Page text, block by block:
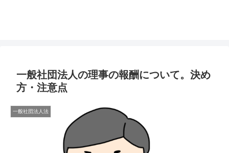
一般社団法人の理事の報酬について。決め
方・注意点
一般社団法人法